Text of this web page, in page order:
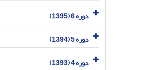
دوره 6 (1395)
دوره 5 (1394)
دوره 4 (1393)